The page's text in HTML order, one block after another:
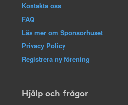
Kontakta oss
FAQ
Läs mer om Sponsorhuset
Privacy Policy
Registrera ny förening
Hjälp och frågor